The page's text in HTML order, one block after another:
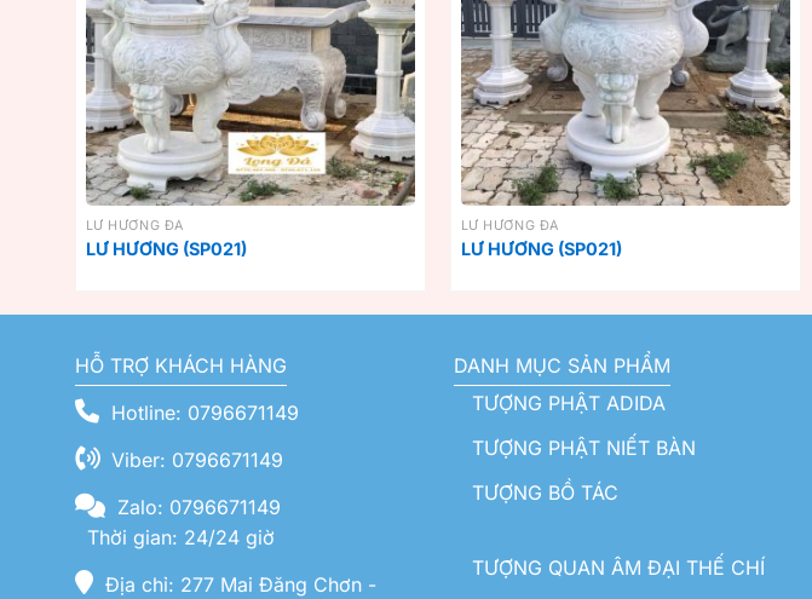
LƯ HƯƠNG ĐÁ
LƯ HƯƠNG (SP021)
LƯ HƯƠNG ĐÁ
LƯ HƯƠNG (SP021)
HỖ TRỢ KHÁCH HÀNG
Hotline: 0796671149
Viber: 0796671149
Zalo: 0796671149
Thời gian: 24/24 giờ
Địa chỉ: 277 Mai Đăng Chơn -
DANH MỤC SẢN PHẨM
TƯỢNG PHẬT ADIDA
TƯỢNG PHẬT NIẾT BÀN
TƯỢNG BỒ TÁC
TƯỢNG QUAN ÂM ĐẠI THẾ CHÍ